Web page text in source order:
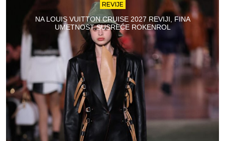
REVIJE
NA LOUIS VUITTON CRUISE 2027 REVIJI, FINA
UMETNOST SUSREĆE ROKENROL